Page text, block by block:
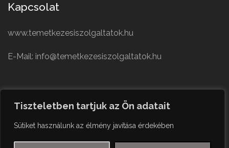
Tiszteletben tartjuk az Ön adatait
Sütiket használunk az élmény javítása érdekében
Kapcsolat
www.temetkezesiszolgaltatok.hu
E-Mail: info@temetkezesiszolgaltatok.hu
English
Czech
German